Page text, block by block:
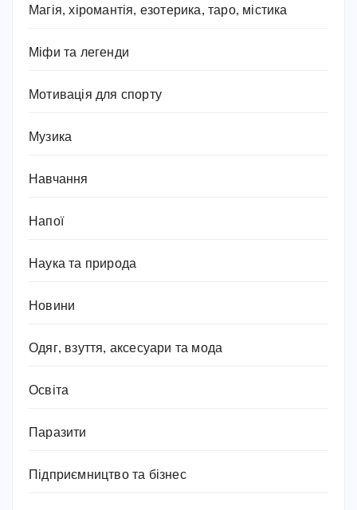
Магія, хіромантія, езотерика, таро, містика
Міфи та легенди
Мотивація для спорту
Музика
Навчання
Напої
Наука та природа
Новини
Одяг, взуття, аксесуари та мода
Освіта
Паразити
Підприємництво та бізнес